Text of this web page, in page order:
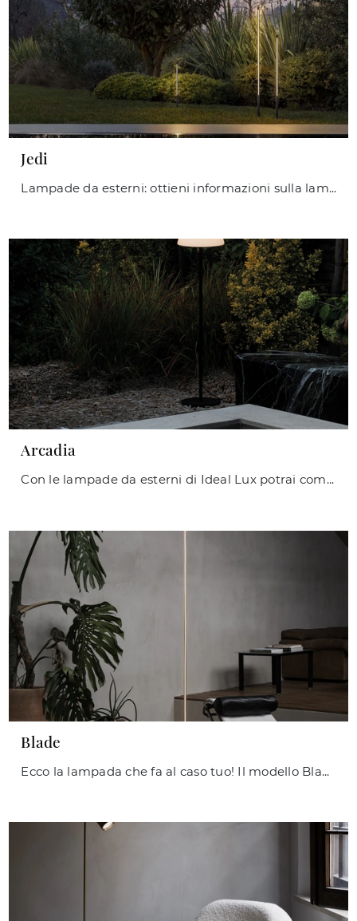
Jedi
Lampade da esterni: ottieni informazioni sulla lampada Jedi in metallo che ti consigliamo.
Arcadia
Con le lampade da esterni di Ideal Lux potrai completare i tuoi interni: clicca e scopri Arcadia!
Blade
Ecco la lampada che fa al caso tuo! Il modello Blade è una tra le nostre lampade da terra di Ideal Lux.